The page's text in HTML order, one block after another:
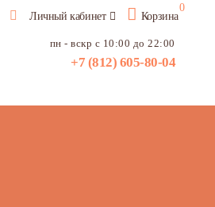
Личный кабинет Корзина
0
пн - вскр с 10:00 до 22:00
+7 (812) 605-80-04